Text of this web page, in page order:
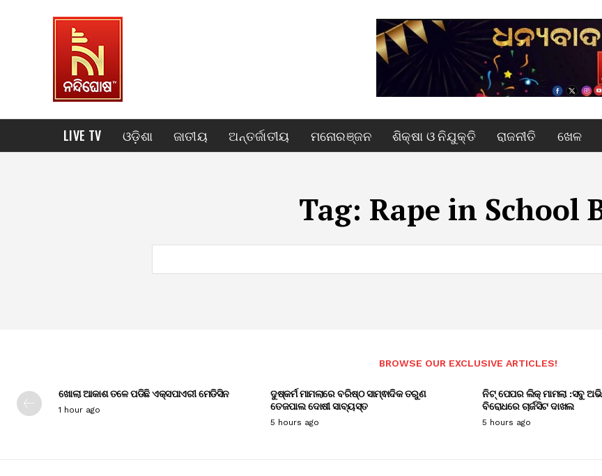
LIVE TV ଓଡ଼ିଶା ଜାତୀୟ ଅନ୍ତର୍ଜାତୀୟ ମନୋରଞ୍ଜନ ଶିକ୍ଷା ଓ ନିଯୁକ୍ତି ରାଜନୀତି ଖେଳ
Tag: Rape in School
BROWSE OUR EXCLUSIVE ARTICLES!
ଖୋଲା ଆକାଶ ତଳେ ପଡିଛି ଏକ୍ସପାଏରୀ ମେଡିସିନ
1 hour ago
ଦୁଷ୍କର୍ମ ମାମଲାରେ ବରିଷ୍ଠ ସାମ୍ଵାଦିକ ତରୁଣ
ତେଜପାଲ ଦୋଷୀ ସାବ୍ୟସ୍ତ
5 hours ago
ନିଟ୍ ପେପର ଲିକ୍ ମାମଲା :ସବୁ
ବିରୋଧରେ ଚାର୍ଜସିଟ ଦାଖଲ
5 hours ago